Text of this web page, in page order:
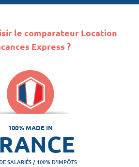
le comparateur Location
Express ?
100% MADE IN
SALARIÉS / 100% D'IMPÔTS